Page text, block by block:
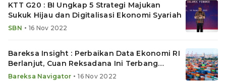
KTT G20 : BI Ungkap 5 Strategi Majukan
Sukuk Hijau dan Digitalisasi Ekonomi Syariah
SBN • 16 Nov 2022
Bareksa Insight : Perbaikan Data Ekonomi RI
Berlanjut, Cuan Reksadana Ini Terbang
hingga 17%
Bareksa Navigator • 16 Nov 2022